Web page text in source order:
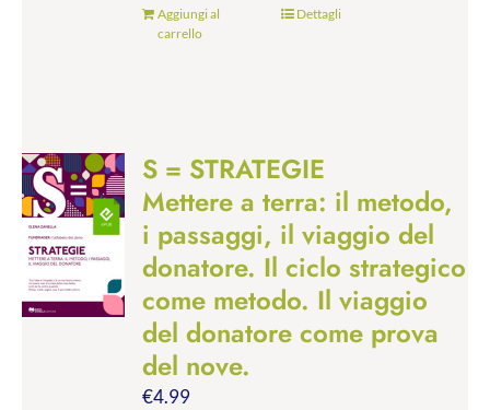
Aggiungi al
carrello
Dettagli
S = STRATEGIE
Mettere a terra: il metodo,
i passaggi, il viaggio del
donatore. Il ciclo strategico
come metodo. Il viaggio
del donatore come prova
del nove.
€4.99